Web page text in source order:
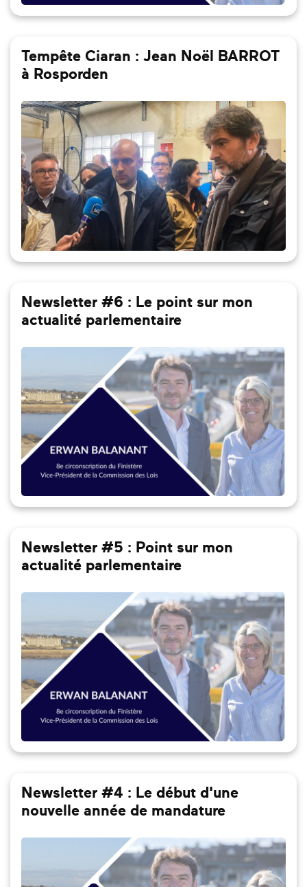
Tempête Ciaran : Jean Noël BARROT
à Rosporden
Newsletter #6 : Le point sur mon
actualité parlementaire
Newsletter #5 : Point sur mon
actualité parlementaire
Newsletter #4 : Le début d'une
nouvelle année de mandature